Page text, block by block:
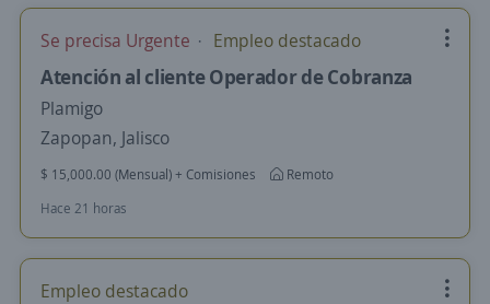
Se precisa Urgente Empleo destacado
Atención al cliente Operador de Cobranza
Plamigo
Zapopan, Jalisco
$ 15,000.00 (Mensual) + Comisiones
Remoto
Hace 21 horas
Empleo destacado